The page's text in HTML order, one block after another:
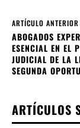
ARTÍCULO ANTERIOR
ABOGADOS
ESENCIAL EN EL
JUDICIAL DE LA
SEGUNDA
ARTÍCULOS